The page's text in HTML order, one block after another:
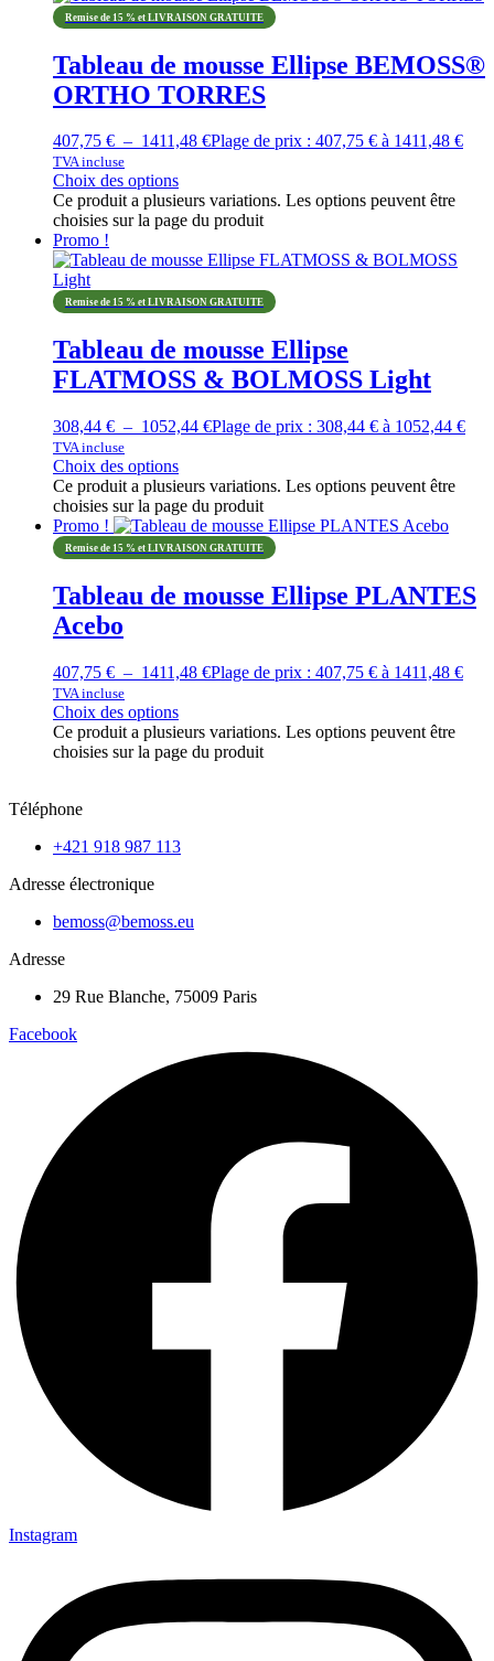
Remise de 15 % et LIVRAISON GRATUITE
Tableau de mousse Ellipse BEMOSS®
ORTHO TORRES
407,75 € – 1411,48 €Plage de prix : 407,75 € à 1411,48 €
TVA incluse
Choix des options
Ce produit a plusieurs variations. Les options peuvent être
choisies sur la page du produit
Promo !
Remise de 15 % et LIVRAISON GRATUITE
Tableau de mousse Ellipse
FLATMOSS & BOLMOSS Light
308,44 € – 1052,44 €Plage de prix : 308,44 € à 1052,44 €
TVA incluse
Choix des options
Ce produit a plusieurs variations. Les options peuvent être
choisies sur la page du produit
Promo !
Remise de 15 % et LIVRAISON GRATUITE
Tableau de mousse Ellipse PLANTES
Acebo
407,75 € – 1411,48 €Plage de prix : 407,75 € à 1411,48 €
TVA incluse
Choix des options
Ce produit a plusieurs variations. Les options peuvent être
choisies sur la page du produit
Téléphone
+421 918 987 113
Adresse électronique
bemoss@bemoss.eu
Adresse
29 Rue Blanche, 75009 Paris
Facebook
Instagram